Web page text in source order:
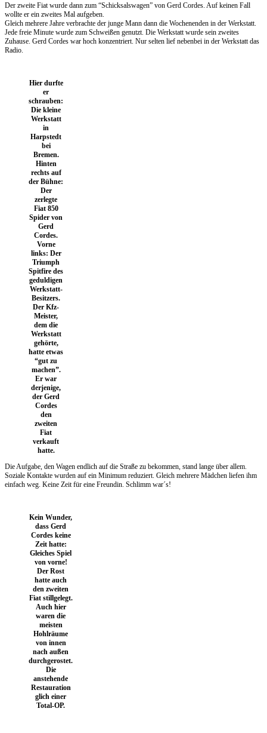
Der zweite Fiat wurde dann zum “Schicksalswagen” von Gerd Cordes. Auf keinen Fall
wollte er ein zweites Mal aufgeben.
Gleich mehrere Jahre verbrachte der junge Mann dann die Wochenenden in der Werkstatt.
Jede freie Minute wurde zum Schweißen genutzt. Die Werkstatt wurde sein zweites
Zuhause. Gerd Cordes war hoch konzentriert. Nur selten lief nebenbei in der Werkstatt das
Radio.
Hier durfte
er
schrauben:
Die kleine
Werkstatt
in
Harpstedt
bei
Bremen.
Hinten
rechts auf
der Bühne:
Der
zerlegte
Fiat 850
Spider von
Gerd
Cordes.
Vorne
links: Der
Triumph
Spitfire des
geduldigen
Werkstatt-
Besitzers.
Der Kfz-
Meister,
dem die
Werkstatt
gehörte,
hatte etwas
“gut zu
machen”.
Er war
derjenige,
der Gerd
Cordes
den
zweiten
Fiat
verkauft
hatte.
Die Aufgabe, den Wagen endlich auf die Straße zu bekommen, stand lange über allem.
Soziale Kontakte wurden auf ein Minimum reduziert. Gleich mehrere Mädchen liefen ihm
einfach weg. Keine Zeit für eine Freundin. Schlimm war´s!
Kein Wunder,
dass Gerd
Cordes keine
Zeit hatte:
Gleiches Spiel
von vorne!
Der Rost
hatte auch
den zweiten
Fiat stillgelegt.
Auch hier
waren die
meisten
Hohlräume
von innen
nach außen
durchgerostet.
Die
anstehende
Restauration
glich einer
Total-OP.